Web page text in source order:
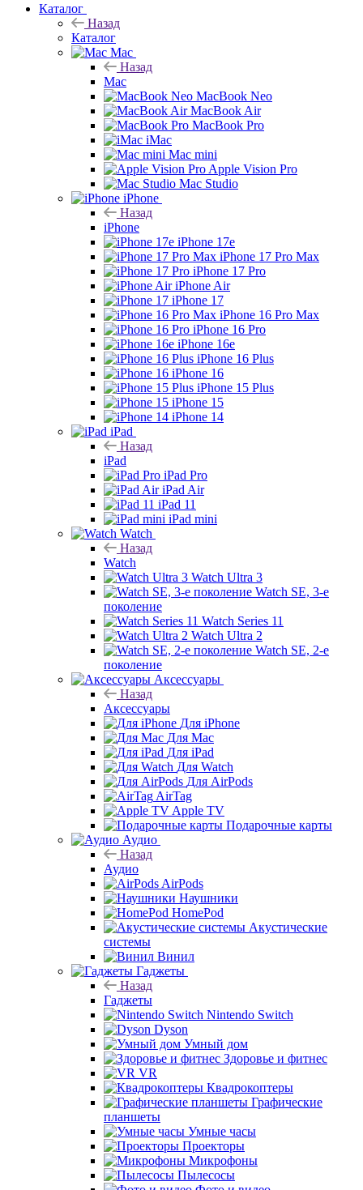
Каталог
Назад
Каталог
Mac
Назад
Mac
MacBook Neo
MacBook Air
MacBook Pro
iMac
Mac mini
Apple Vision Pro
Mac Studio
iPhone
Назад
iPhone
iPhone 17e
iPhone 17 Pro Max
iPhone 17 Pro
iPhone Air
iPhone 17
iPhone 16 Pro Max
iPhone 16 Pro
iPhone 16e
iPhone 16 Plus
iPhone 16
iPhone 15 Plus
iPhone 15
iPhone 14
iPad
Назад
iPad
iPad Pro
iPad Air
iPad 11
iPad mini
Watch
Назад
Watch
Watch Ultra 3
Watch SE, 3-е
поколение
Watch Series 11
Watch Ultra 2
Watch SE, 2-е
поколение
Аксессуары
Назад
Аксессуары
Для iPhone
Для Mac
Для iPad
Для Watch
Для AirPods
AirTag
Apple TV
Подарочные карты
Аудио
Назад
Аудио
AirPods
Наушники
HomePod
Акустические
системы
Винил
Гаджеты
Назад
Гаджеты
Nintendo Switch
Dyson
Умный дом
Здоровье и фитнес
VR
Квадрокоптеры
Графические
планшеты
Умные часы
Проекторы
Микрофоны
Пылесосы